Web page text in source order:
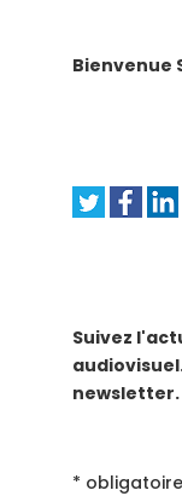
Bienvenue
Suivez
newsletter.
* obligatoire